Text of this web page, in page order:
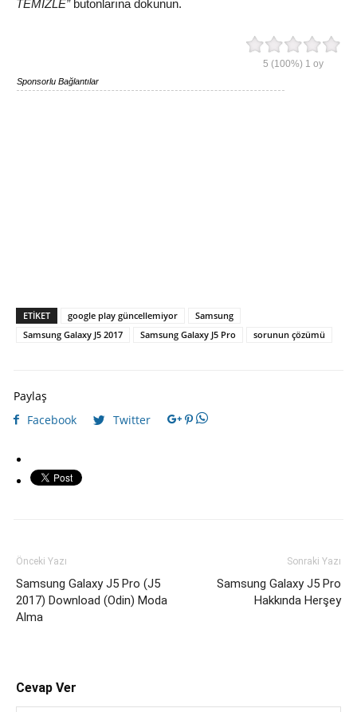
TEMİZLE”butonlarına dokunun.
5 (100%) 1 oy
Sponsorlu Bağlantılar
ETIKET google play güncellemiyor
Samsung
Samsung Galaxy J5 2017
Samsung Galaxy J5 Pro sorunun çözümü
Paylaş
Facebook
Twitter
Önceki Yazı
Samsung Galaxy J5 Pro (J5
2017) Download (Odin) Moda
Alma
Sonraki Yazı
Samsung Galaxy J5 Pro
Hakkında Herşey
Cevap Ver